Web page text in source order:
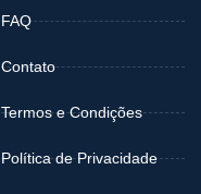
FAQ
Contato
Termos e Condições
Política de Privacidade